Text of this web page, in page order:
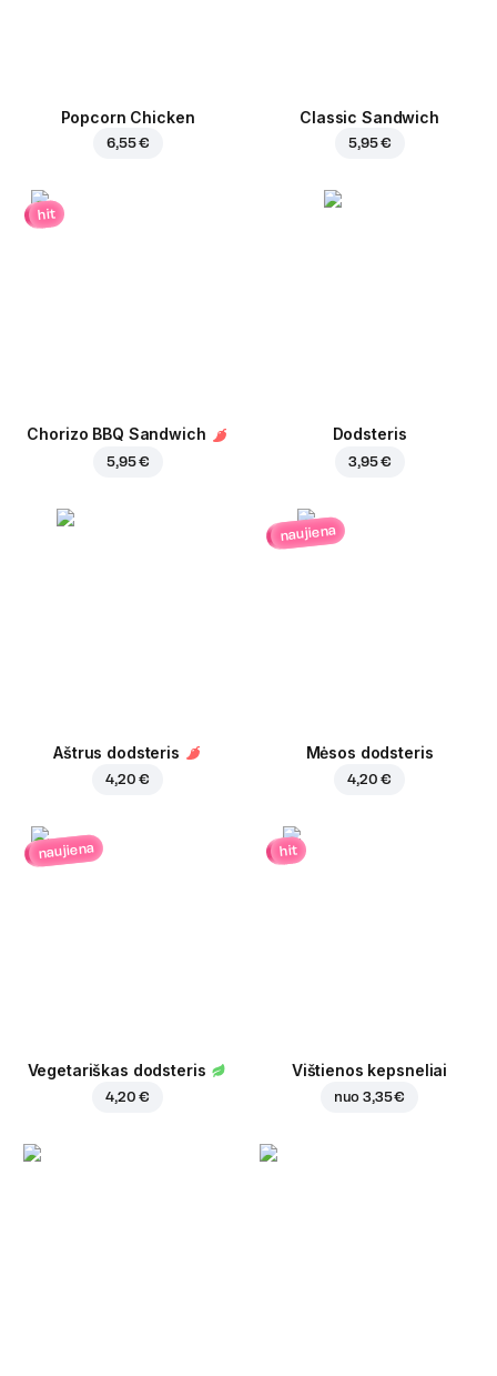
Popcorn Chicken
6,55 €
Classic Sandwich
5,95 €
hit
Chorizo BBQ Sandwich
5,95 €
Dodsteris
3,95 €
Aštrus dodsteris
4,20 €
naujiena
Mėsos dodsteris
4,20 €
naujiena
Vegetariškas dodsteris
4,20 €
hit
Vištienos kepsneliai
nuo3,35 €